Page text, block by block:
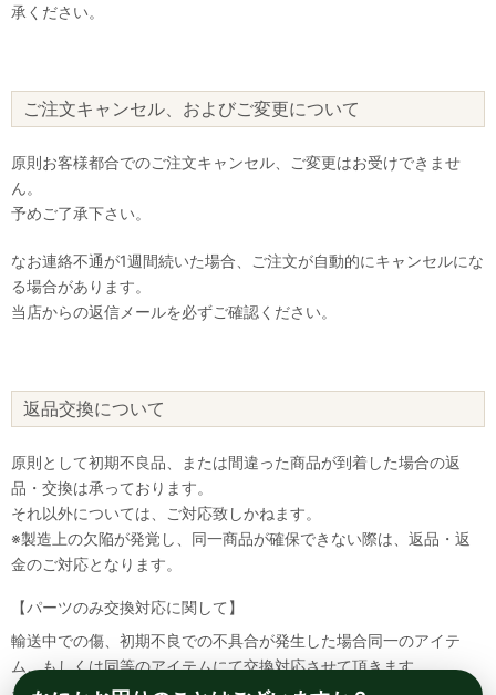
承ください。
ご注文キャンセル、およびご変更について
原則お客様都合でのご注文キャンセル、ご変更はお受けできませ
ん。
予めご了承下さい。
なお連絡不通が1週間続いた場合、ご注文が自動的にキャンセルにな
る場合があります。
当店からの返信メールを必ずご確認ください。
返品交換について
原則として初期不良品、または間違った商品が到着した場合の返
品・交換は承っております。
それ以外については、ご対応致しかねます。
※製造上の欠陥が発覚し、同一商品が確保できない際は、返品・返
金のご対応となります。
【パーツのみ交換対応に関して】
輸送中での傷、初期不良での不具合が発生した場合同一のアイテ
ム、もしくは同等のアイテムにて交換対応させて頂きます。
その場合該当部品を着払いにて返送して頂く必要が御座いますので